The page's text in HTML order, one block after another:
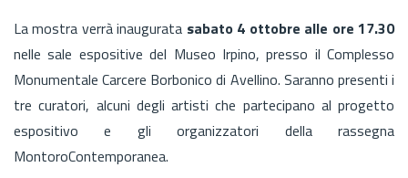
La mostra verrà inaugurata sabato 4 ottobre alle ore 17.30
nelle sale espositive del Museo Irpino, presso il Complesso
Monumentale Carcere Borbonico di Avellino. Saranno presenti i
tre curatori, alcuni degli artisti che partecipano al progetto
espositivo e gli organizzatori della rassegna
MontoroContemporanea.